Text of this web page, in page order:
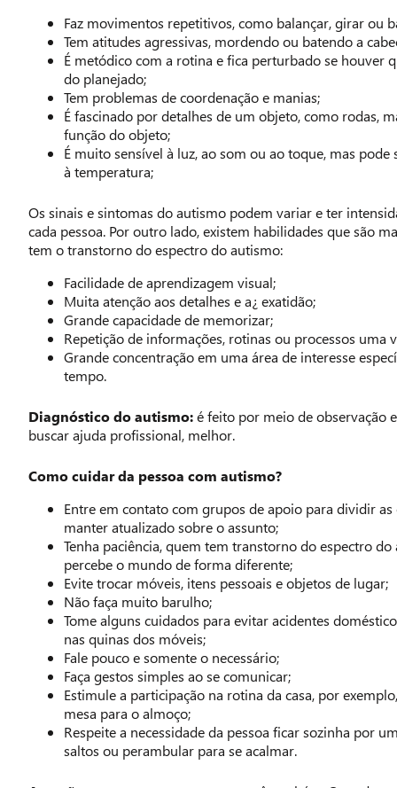
Faz movimentos repetitivos, como balançar, girar ou
Tem atitudes agressivas, mordendo ou batendo a
É metódico com a rotina e fica perturbado se houver
do planejado;
Tem problemas de coordenação e manias;
É fascinado por detalhes de um objeto, como rodas,
função do objeto;
É muito sensível à luz, ao som ou ao toque, mas
à temperatura;
Os sinais e sintomas do autismo podem variar e ter
cada pessoa. Por outro lado, existem habilidades que são
tem o transtorno do espectro do autismo:
Facilidade de aprendizagem visual;
Muita atenção aos detalhes e a¿ exatidão;
Grande capacidade de memorizar;
Repetição de informações, rotinas ou processos uma
Grande concentração em uma área de interesse
tempo.
Diagnóstico do autismo:é feito por meio de observação
buscar ajuda profissional, melhor.
Como cuidar da pessoa com autismo?
Entre em contato com grupos de apoio para dividir as
manter atualizado sobre o assunto;
Tenha paciência, quem tem transtorno do espectro
percebe o mundo de forma diferente;
Evite trocar móveis, itens pessoais e objetos de lugar;
Não faça muito barulho;
Tome alguns cuidados para evitar acidentes
nas quinas dos móveis;
Fale pouco e somente o necessário;
Faça gestos simples ao se comunicar;
Estimule a participação na rotina da casa, por
mesa para o almoço;
Respeite a necessidade da pessoa ficar sozinha por
saltos ou perambular para se acalmar.